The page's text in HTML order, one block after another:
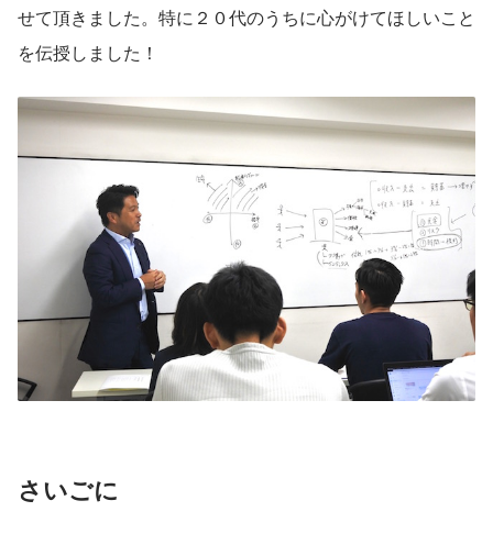
せて頂きました。特に２０代のうちに心がけてほしいこと
を伝授しました！
さいごに